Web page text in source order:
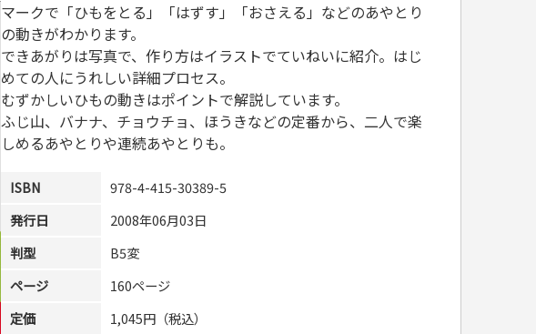
マークで「ひもをとる」「はずす」「おさえる」などのあやとり
の動きがわかります。
できあがりは写真で、作り方はイラストでていねいに紹介。はじ
めての人にうれしい詳細プロセス。
むずかしいひもの動きはポイントで解説しています。
ふじ山、バナナ、チョウチョ、ほうきなどの定番から、二人で楽
しめるあやとりや連続あやとりも。
ISBN
978-4-415-30389-5
発行日
2008年06月03日
判型
B5変
ページ
160ページ
定価
1,045円（税込）